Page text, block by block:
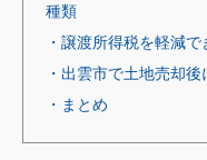
種類
・譲渡所得税を軽減
・出雲市で土地売却
・まとめ